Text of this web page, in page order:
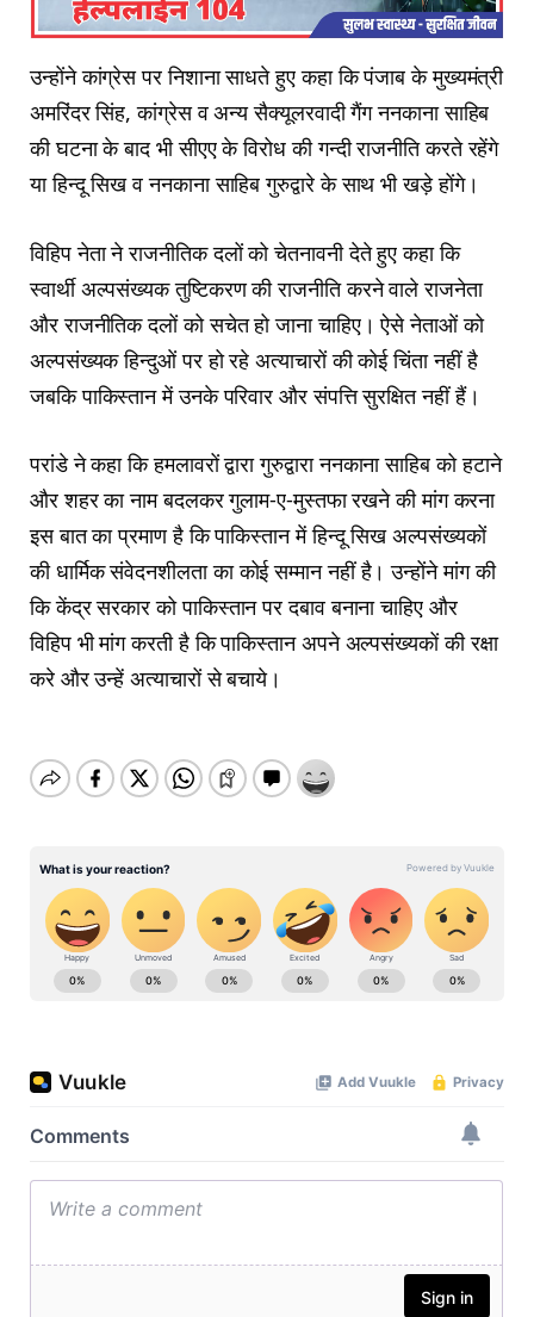
उन्होंने कांग्रेस पर निशाना साधते हुए कहा कि पंजाब के मुख्यमंत्री
अमरिंदर सिंह, कांग्रेस व अन्य सैक्यूलरवादी गैंग ननकाना साहिब
की घटना के बाद भी सीएए के विरोध की गन्दी राजनीति करते रहेंगे
या हिन्दू सिख व ननकाना साहिब गुरुद्वारे के साथ भी खड़े होंगे।
विहिप नेता ने राजनीतिक दलों को चेतनावनी देते हुए कहा कि
स्वार्थी अल्पसंख्यक तुष्टिकरण की राजनीति करने वाले राजनेता
और राजनीतिक दलों को सचेत हो जाना चाहिए। ऐसे नेताओं को
अल्पसंख्यक हिन्दुओं पर हो रहे अत्याचारों की कोई चिंता नहीं है
जबकि पाकिस्तान में उनके परिवार और संपत्ति सुरक्षित नहीं हैं।
परांडे ने कहा कि हमलावरों द्वारा गुरुद्वारा ननकाना साहिब को हटाने
और शहर का नाम बदलकर गुलाम-ए-मुस्तफा रखने की मांग करना
इस बात का प्रमाण है कि पाकिस्तान में हिन्दू सिख अल्पसंख्यकों
की धार्मिक संवेदनशीलता का कोई सम्मान नहीं है। उन्होंने मांग की
कि केंद्र सरकार को पाकिस्तान पर दबाव बनाना चाहिए और
विहिप भी मांग करती है कि पाकिस्तान अपने अल्पसंख्यकों की रक्षा
करे और उन्हें अत्याचारों से बचाये।